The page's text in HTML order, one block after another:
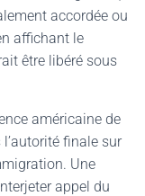
accordée ou
affichant le
être libéré sous
américaine de
l’autorité finale sur
Une
appel du